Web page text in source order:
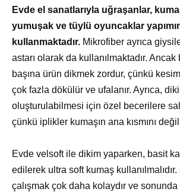
Evde el sanatlarıyla uğraşanlar,
yumuşak ve tüylü oyuncaklar
kullanmaktadır. Mikrofiber ayrıca
astarı olarak da kullanılmaktadır.
başına ürün dikmek zordur, çünkü
çok fazla dökülür ve ufalanır. Ayrıca,
oluşturulabilmesi için özel becerilere
çünkü iplikler kumaşın ana kısmını
Evde velsoft ile dikim yaparken, basit
edilerek ultra soft kumaş
çalışmak çok daha kolaydır ve